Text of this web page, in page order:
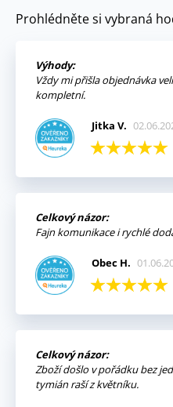
Prohlédněte si vybraná
Výhody:
Vždy mi přišla objednávka
kompletní.
Jitka V.
Celkový názor:
Fajn komunikace i rychlé
Obec H.
Celkový názor:
Zboží došlo v pořádku bez
tymián raší z květníku.